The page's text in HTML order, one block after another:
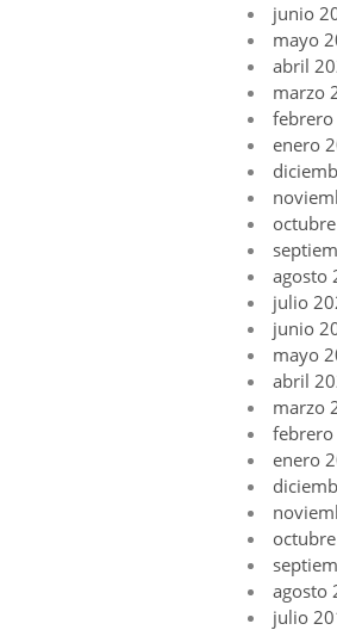
junio
mayo
abril
marzo
febrero
enero
agosto
julio
junio
mayo
abril
marzo
enero
agosto
julio